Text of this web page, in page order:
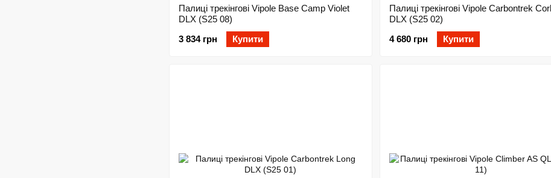
Палиці трекінгові Vipole Base Camp Violet
DLX (S25 08)
3 834 грн
Купити
Палиці трекінгові Vipole Carbontrek
DLX (S25 02)
4 680 грн
Купити